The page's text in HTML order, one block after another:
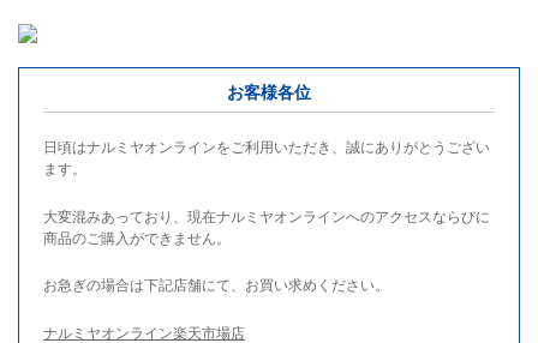
お客様各位
日頃はナルミヤオンラインをご利用いただき、誠にありがとうござい
ます。
大変混みあっており、現在ナルミヤオンラインへのアクセスならびに
商品のご購入ができません。
お急ぎの場合は下記店舗にて、お買い求めください。
ナルミヤオンライン楽天市場店